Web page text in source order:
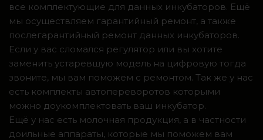
все комплектующие для данных инкубаторов. Ещё
мы осуществляем гарантийный ремонт, а также
послегарантийный ремонт данных инкубаторов.
Если у вас сломался регулятор или вы хотите
заменить устаревшую модель на цифровую тогда
звоните, мы вам поможем с ремонтом. Так же у нас
есть комплекты автопереворотов которыми
можно доукомплектовать ваш инкубатор.
Ещё у нас есть молочная продукция, а в частности
доильные аппараты, которые мы поможем вам